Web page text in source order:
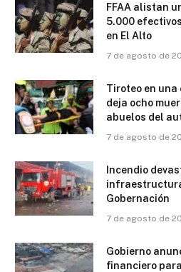
FFAA alistan
5.000
en El Alto
7 de agosto de
Tiroteo en
deja ocho
abuelos del
7 de agosto de
Incendio
Gobernación
7 de agosto de
Gobierno
financiero